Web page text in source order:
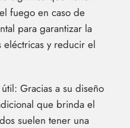
fuego en caso de
para garantizar la
eléctricas y reducir el
Gracias a su diseño
que brinda el
suelen tener una